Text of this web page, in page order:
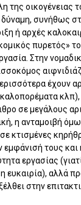
της
συνήθως
ή αρχές
πυρετός»
Στην
έχουν
σε μεγάλους
η ανταμοιβή
κτισμένες
τους και
εργασίας
ευκαιρία), αλλά
στην